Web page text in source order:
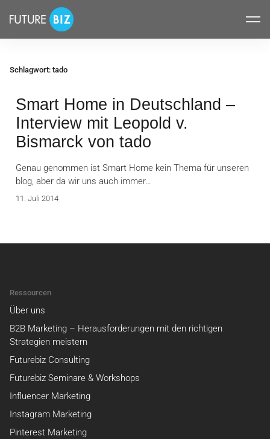
überspringen
FUTUREBIZ
Schlagwort: tado
Smart Home in Deutschland –
Interview mit Leopold v.
Bismarck von tado
Genau genommen ist Smart Home kein Thema für unseren
blog, aber da wir uns auch immer…
11. Juli 2014
Ressourcen
Über uns
B2B Marketing – Herausforderungen mit den richtigen
Strategien meistern
Futurebiz Consulting
Futurebiz Seminare & Workshops
Influencer Marketing
Instagram Marketing
Pinterest Marketing